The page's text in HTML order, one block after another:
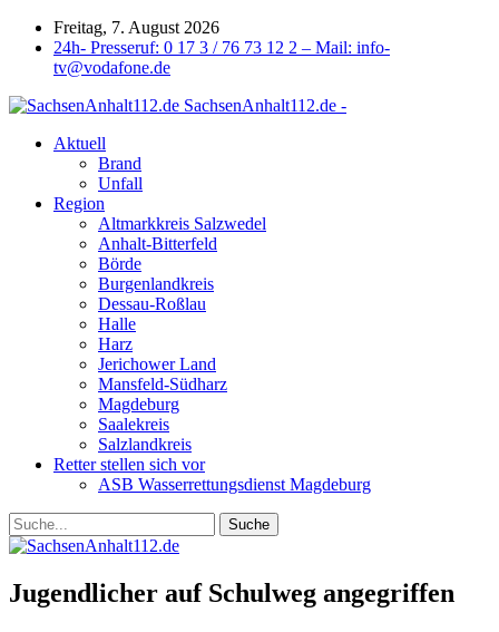
Freitag, 7. August 2026
24h- Presseruf: 0 17 3 / 76 73 12 2 – Mail: info-
tv@vodafone.de
SachsenAnhalt112.de -
Aktuell
Brand
Unfall
Region
Altmarkkreis Salzwedel
Anhalt-Bitterfeld
Börde
Burgenlandkreis
Dessau-Roßlau
Halle
Harz
Jerichower Land
Mansfeld-Südharz
Magdeburg
Saalekreis
Salzlandkreis
Retter stellen sich vor
ASB Wasserrettungsdienst Magdeburg
Jugendlicher auf Schulweg angegriffen